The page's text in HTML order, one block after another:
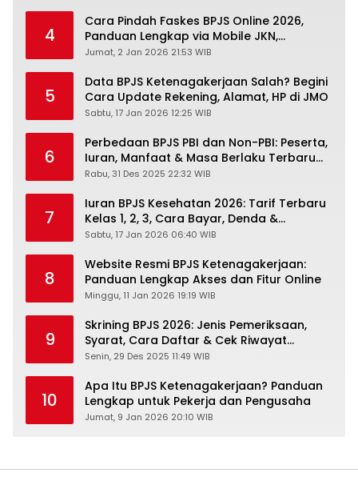
4
Cara Pindah Faskes BPJS Online 2026,
Panduan Lengkap via Mobile JKN,
PANDAWA & Offiline Kantor Cabang
Jumat, 2 Jan 2026 21:53 WIB
5
Data BPJS Ketenagakerjaan Salah? Begini
Cara Update Rekening, Alamat, HP di JMO
Sabtu, 17 Jan 2026 12:25 WIB
6
Perbedaan BPJS PBI dan Non-PBI: Peserta,
Iuran, Manfaat & Masa Berlaku Terbaru
2026
Rabu, 31 Des 2025 22:32 WIB
7
Iuran BPJS Kesehatan 2026: Tarif Terbaru
Kelas 1, 2, 3, Cara Bayar, Denda &
Panduan Lengkap Peserta JKN-KIS
Sabtu, 17 Jan 2026 06:40 WIB
8
Website Resmi BPJS Ketenagakerjaan:
Panduan Lengkap Akses dan Fitur Online
Minggu, 11 Jan 2026 19:19 WIB
9
Skrining BPJS 2026: Jenis Pemeriksaan,
Syarat, Cara Daftar & Cek Riwayat
Kesehatan Gratis
Senin, 29 Des 2025 11:49 WIB
10
Apa Itu BPJS Ketenagakerjaan? Panduan
Lengkap untuk Pekerja dan Pengusaha
Jumat, 9 Jan 2026 20:10 WIB